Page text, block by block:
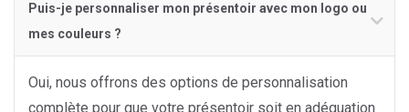
Puis-je personnaliser mon présentoir avec mon logo ou
mes couleurs ?
Oui, nous offrons des options de personnalisation
complète pour que votre présentoir soit en adéquation